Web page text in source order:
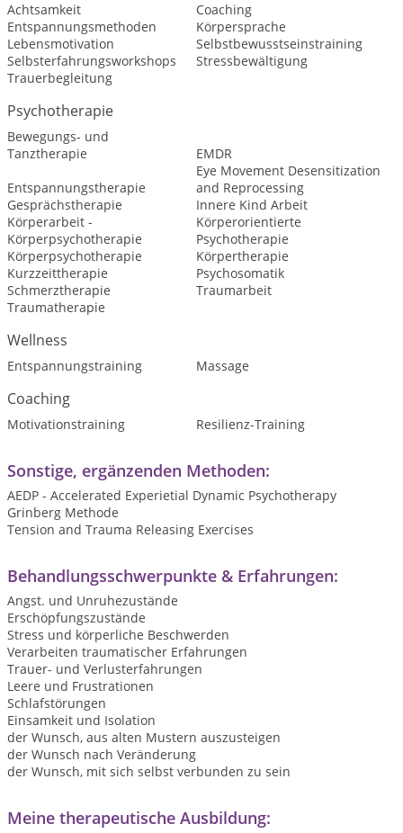
Achtsamkeit
Coaching
Entspannungsmethoden
Körpersprache
Lebensmotivation
Selbstbewusstseinstraining
Selbsterfahrungsworkshops
Stressbewältigung
Trauerbegleitung
Psychotherapie
Bewegungs- und
Tanztherapie
EMDR
Entspannungstherapie
Eye Movement Desensitization
and Reprocessing
Gesprächstherapie
Innere Kind Arbeit
Körperarbeit -
Körperpsychotherapie
Körperorientierte
Psychotherapie
Körperpsychotherapie
Körpertherapie
Kurzzeittherapie
Psychosomatik
Schmerztherapie
Traumarbeit
Traumatherapie
Wellness
Entspannungstraining Massage
Coaching
Motivationstraining Resilienz-Training
Sonstige, ergänzenden Methoden:
AEDP - Accelerated Experietial Dynamic Psychotherapy
Grinberg Methode
Tension and Trauma Releasing Exercises
Behandlungsschwerpunkte & Erfahrungen:
Angst. und Unruhezustände
Erschöpfungszustände
Stress und körperliche Beschwerden
Verarbeiten traumatischer Erfahrungen
Trauer- und Verlusterfahrungen
Leere und Frustrationen
Schlafstörungen
Einsamkeit und Isolation
der Wunsch, aus alten Mustern auszusteigen
der Wunsch nach Veränderung
der Wunsch, mit sich selbst verbunden zu sein
Meine therapeutische Ausbildung: